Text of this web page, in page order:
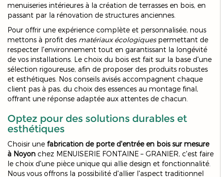
menuiseries intérieures à la création de terrasses en bois, en
passant par la rénovation de structures anciennes.
Pour offrir une expérience complète et personnalisée, nous
mettons à profit des matériaux écologiquespermettant de
respecter l'environnement tout en garantissant la longévité
de vos installations. Le choix du bois est fait sur la base d'une
sélection rigoureuse, afin de proposer des produits robustes
et esthétiques. Nos conseils avisés accompagnent chaque
client pas à pas, du choix des essences au montage final,
offrant une réponse adaptée aux attentes de chacun.
Optez pour des solutions durables et
esthétiques
Choisir une fabrication de porte d'entrée en bois sur mesure
à Noyon chez MENUISERIE FONTAINE – GRANIER, c'est faire
le choix d'une pièce unique qui allie design et fonctionnalité.
Nous vous offrons la possibilité d'allier l'aspect traditionnel